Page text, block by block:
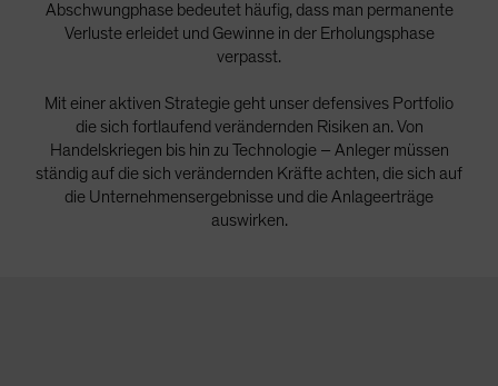
Abschwungphase bedeutet häufig, dass man permanente
Verluste erleidet und Gewinne in der Erholungsphase
verpasst.
Mit einer aktiven Strategie geht unser defensives Portfolio
die sich fortlaufend verändernden Risiken an. Von
Handelskriegen bis hin zu Technologie – Anleger müssen
ständig auf die sich verändernden Kräfte achten, die sich auf
die Unternehmensergebnisse und die Anlageerträge
auswirken.